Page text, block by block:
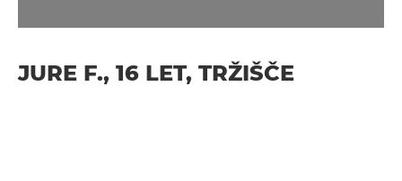
JURE F., 16 LET, TRŽIŠČE